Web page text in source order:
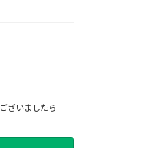
ざいましたら